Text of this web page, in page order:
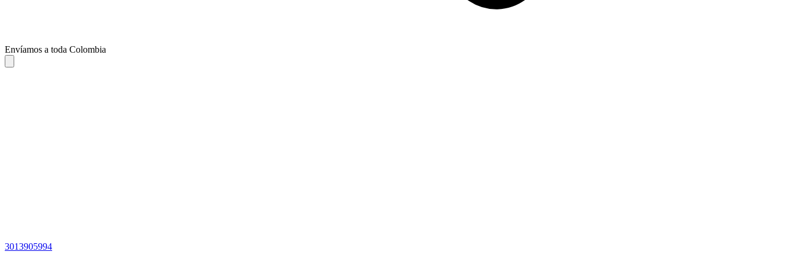
Envíamos a toda Colombia
3013905994